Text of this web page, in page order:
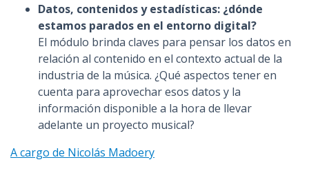
Datos, contenidos y estadísticas: ¿dónde
estamos parados en el entorno digital?
El módulo brinda claves para pensar los datos en
relación al contenido en el contexto actual de la
industria de la música. ¿Qué aspectos tener en
cuenta para aprovechar esos datos y la
información disponible a la hora de llevar
adelante un proyecto musical?
A cargo de Nicolás Madoery